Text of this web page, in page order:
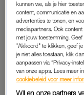
Want het werd ook
aan begint, maak je
alleen maar aan sex
Het hele artikel lees je
Waarom we naar
alle Nederlandse
kunnen we, als je hier
content, communicatie en
advertenties te tonen, en
mediapartners. Ook
met jouw toestemming.
"Akkoord" te klikken, geef
je niet alles toestaan, klik
aanpassen via “Privacy-
van onze apps. Lees meer
cookiebeleid voor meer
Wij en onze partners